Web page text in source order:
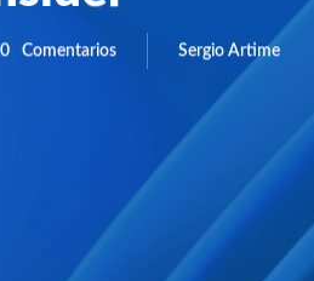
0 Comentarios Sergio Artime